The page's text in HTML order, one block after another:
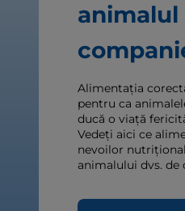
animalul
Alimentația
pentru ca
ducă o viață
Vedeți aici ce
nevoilor
animalului dvs. de